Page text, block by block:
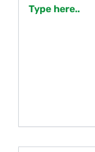
here..